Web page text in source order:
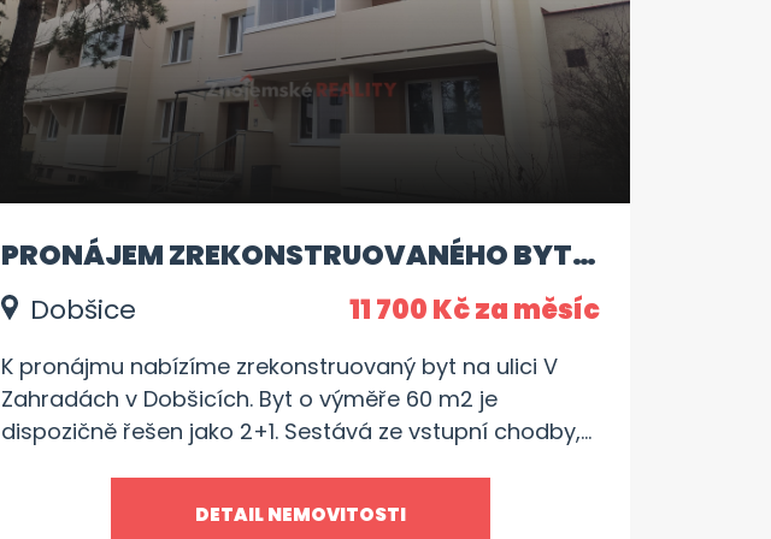
PRONÁJEM ZREKONSTRUOVANÉHO BYTU
2+1, DOBŠICE
Dobšice 11 700 Kč za měsíc
K pronájmu nabízíme zrekonstruovaný byt na ulici V
Zahradách v Dobšicích. Byt o výměře 60 m2 je
dispozičně řešen jako 2+1. Sestává ze vstupní chodby,
sklepní kóje. Pronajímá se částečně zařízený. Bytový
DETAIL NEMOVITOSTI